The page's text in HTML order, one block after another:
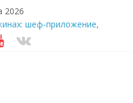
2026
шеф-приложение,
насквозь
на полётах дронов и